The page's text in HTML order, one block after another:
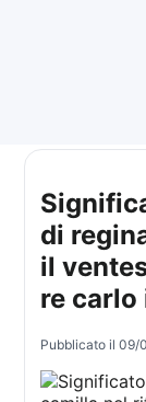
di
il
re carlo
Pubblicato il09/